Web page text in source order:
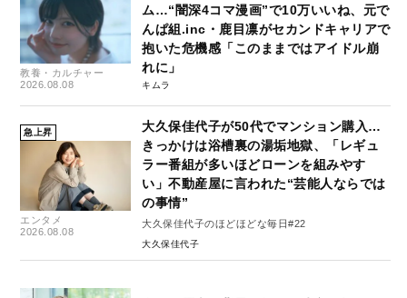
教養・カルチャー
2026.08.08
ム…“闇深4コマ漫画”で10万いいね、元で
んぱ組.inc・鹿目凛がセカンドキャリアで
抱いた危機感「このままではアイドル崩
れに」
キムラ
急上昇
エンタメ
2026.08.08
大久保佳代子が50代でマンション購入…
きっかけは浴槽裏の湯垢地獄、「レギュ
ラー番組が多いほどローンを組みやす
い」不動産屋に言われた“芸能人ならでは
の事情”
大久保佳代子のほどほどな毎日#22
大久保佳代子